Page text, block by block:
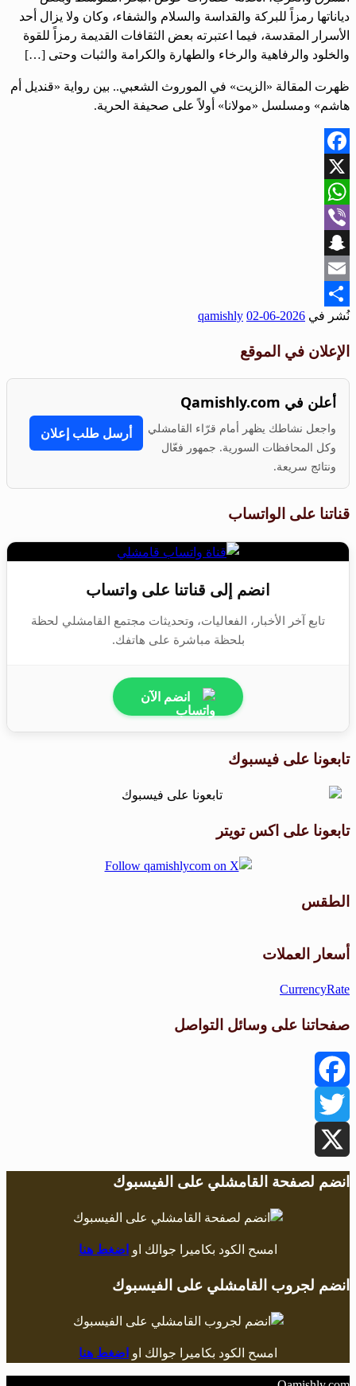
دياناتها رمزاً للبركة والقداسة والسلام والشفاء، وكان ولا يزال أحد
الأسرار المقدسة، فيما اعتبرته بعض الثقافات القديمة رمزاً للقوة
والخلود والرفاهية والرخاء والطهارة والكرامة والثبات وحتى […]
ظهرت المقالة «الزيت» في الموروث الشعبي.. بين رواية «قنديل أم
هاشم» ومسلسل «مولانا» أولاً على صحيفة الحرية.
Facebook
X
WhatsApp
Viber
Snapchat
Email
Share
نُشر في 2026-06-02
qamishly
الإعلان في الموقع
أعلن في Qamishly.com
واجعل نشاطك يظهر أمام قرّاء القامشلي
وكل المحافظات السورية. جمهور فعّال
ونتائج سريعة.
أرسل طلب إعلان
قناتنا على الواتساب
انضم إلى قناتنا على واتساب
تابع آخر الأخبار، الفعاليات، وتحديثات مجتمع القامشلي لحظة
بلحظة مباشرة على هاتفك.
انضم الآن
تابعونا على فيسبوك
تابعونا على اكس تويتر
الطقس
أسعار العملات
CurrencyRate
صفحاتنا على وسائل التواصل
Facebook
Twitter
X
انضم لصفحة القامشلي على الفيسبوك
امسح الكود بكاميرا جوالك او اضغط هنا
انضم لجروب القامشلي على الفيسبوك
امسح الكود بكاميرا جوالك او اضغط هنا